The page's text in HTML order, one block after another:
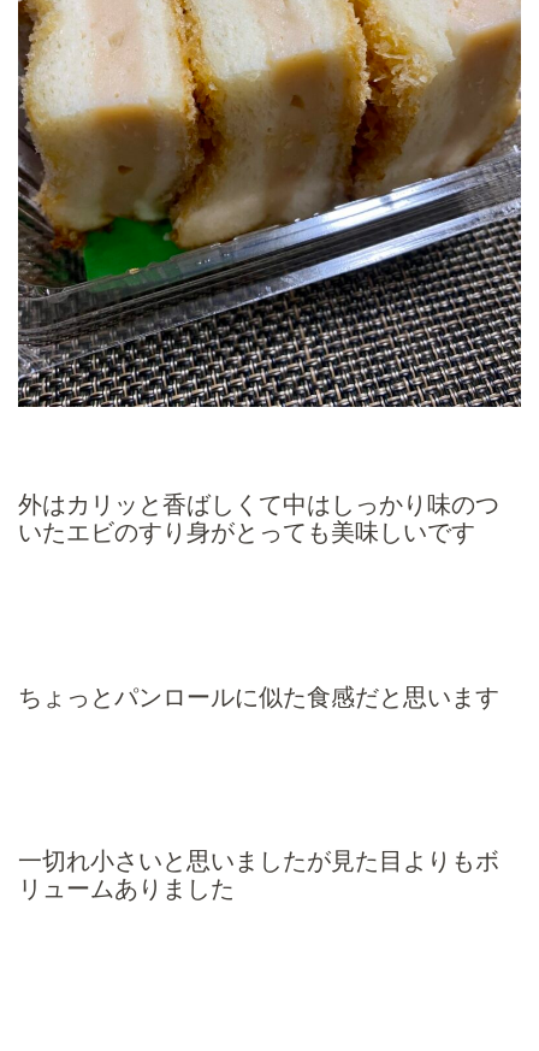
外はカリッと香ばしくて中はしっかり味のつ
いたエビのすり身がとっても美味しいです
ちょっとパンロールに似た食感だと思います
一切れ小さいと思いましたが見た目よりもボ
リュームありました